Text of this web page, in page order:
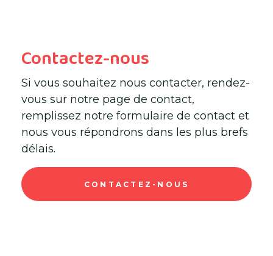
CONTACTEZ-NOUS
Contactez-nous
Si vous souhaitez nous contacter, rendez-
vous sur notre page de contact,
remplissez notre formulaire de contact et
nous vous répondrons dans les plus brefs
délais.